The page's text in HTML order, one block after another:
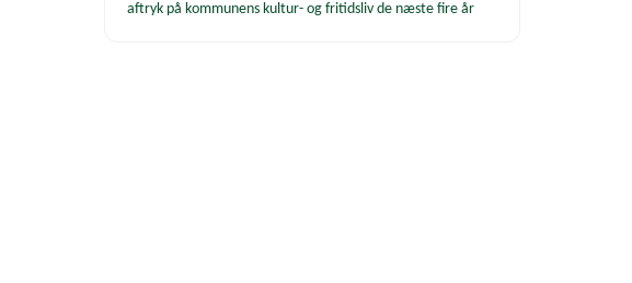
aftryk på kommunens kultur- og fritidsliv de næste fire år